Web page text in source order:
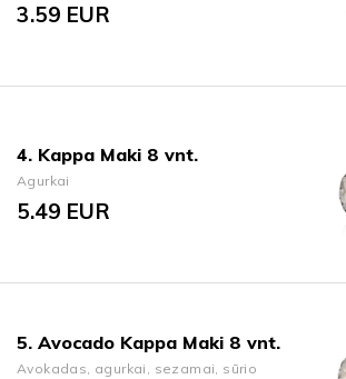
3.59 EUR
4. Kappa Maki 8 vnt.
Agurkai
5.49 EUR
5. Avocado Kappa Maki 8 vnt.
Avokadas, agurkai, sezamai, sūrio